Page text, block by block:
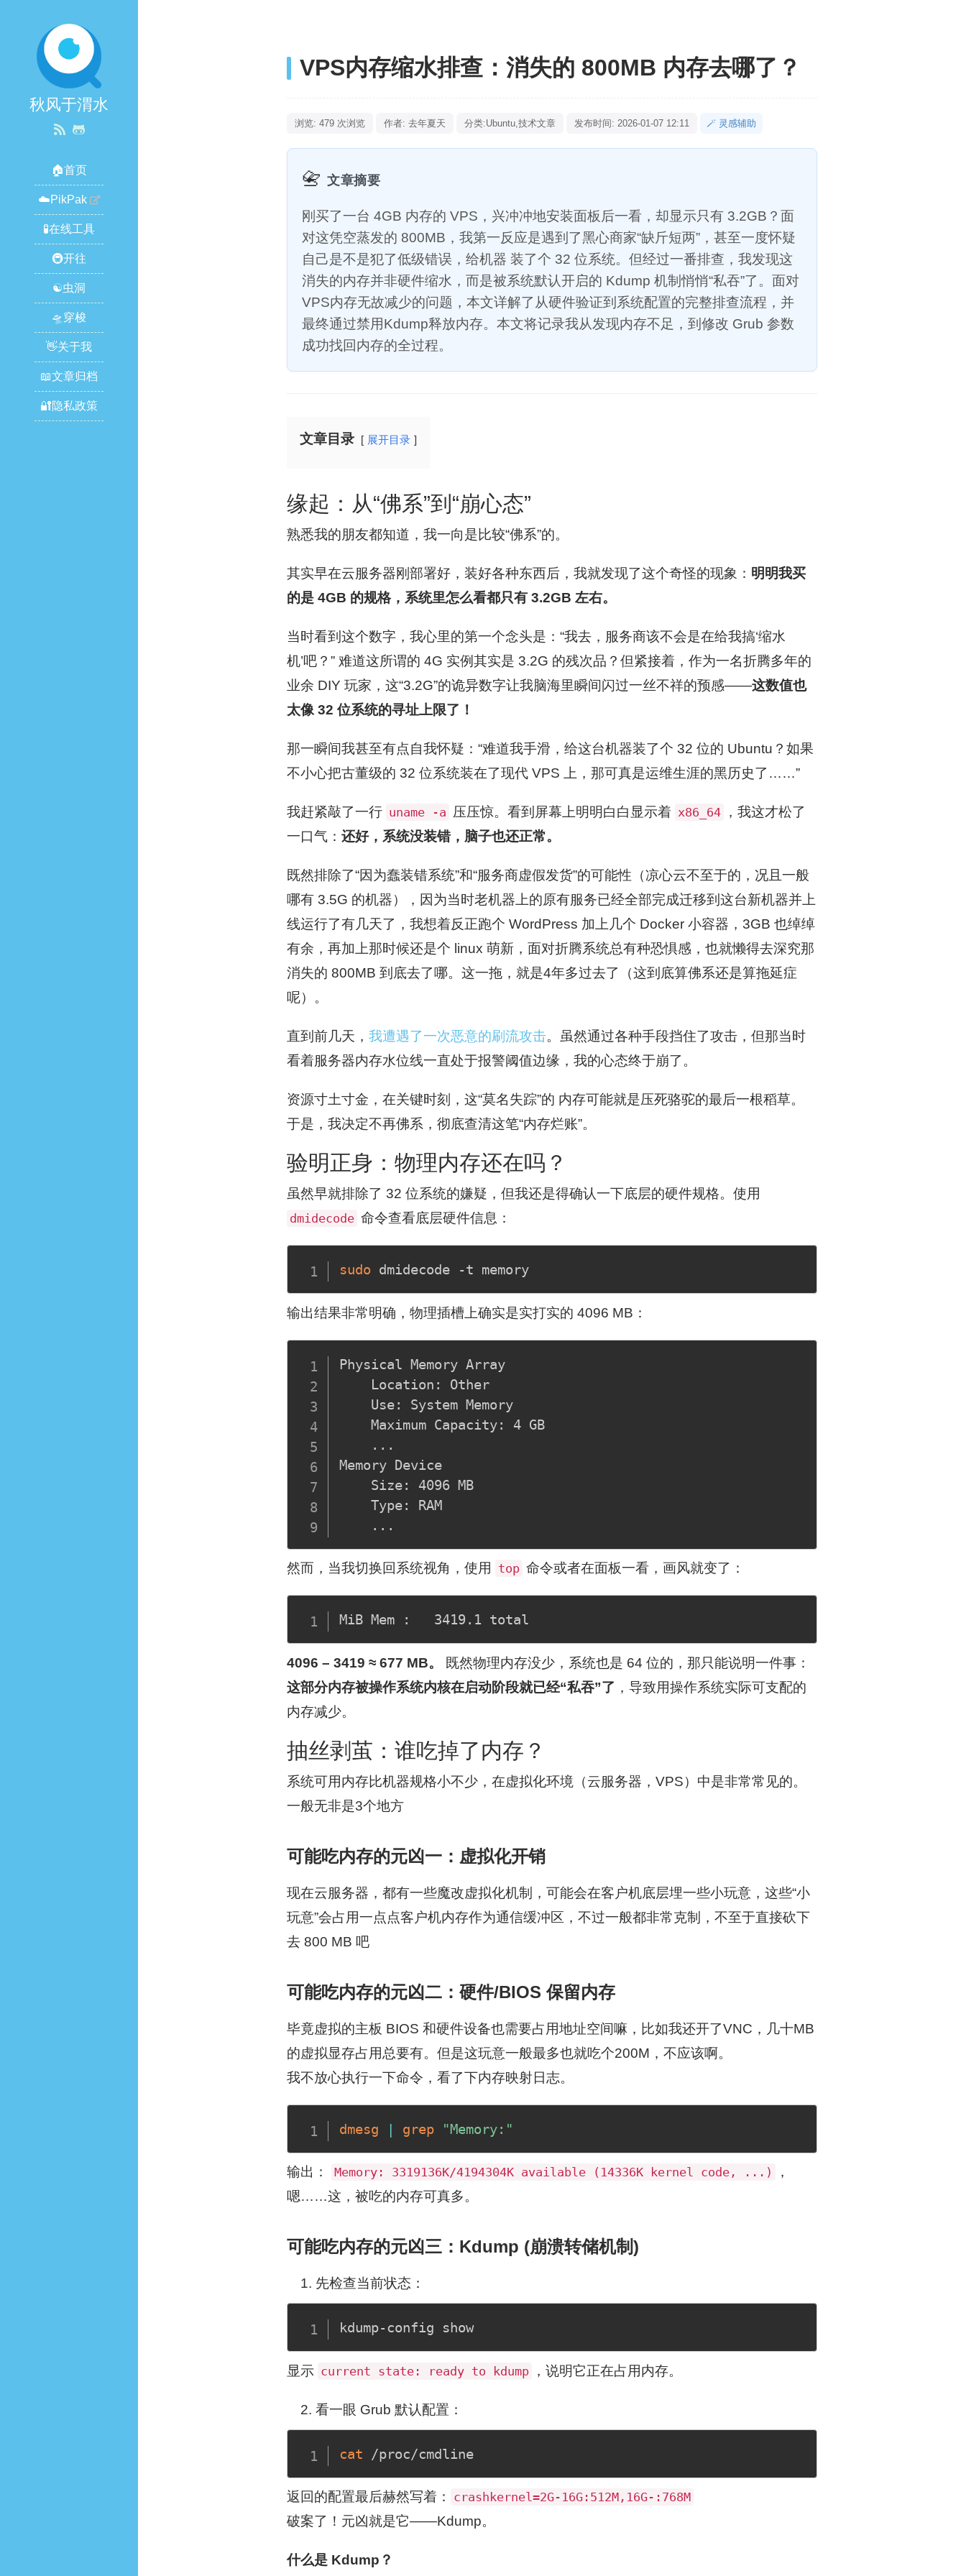
秋风于渭水
🏠首页
☁️PikPak
🧪在线工具
🚇开往
☯️虫洞
🛸穿梭
👋关于我
📖文章归档
🔐隐私政策
VPS内存缩水排查：消失的 800MB 内存去哪了？
浏览: 479 次浏览 作者: 去年夏天 分类:Ubuntu,技术文章 发布时间: 2026-01-07 12:11 🪄 灵感辅助
📇 文章摘要
刚买了一台 4GB 内存的 VPS，兴冲冲地安装面板后一看，却显示只有 3.2GB？面
对这凭空蒸发的 800MB，我第一反应是遇到了黑心商家“缺斤短两”，甚至一度怀疑
自己是不是犯了低级错误，给机器 装了个 32 位系统。但经过一番排查，我发现这
消失的内存并非硬件缩水，而是被系统默认开启的 Kdump 机制悄悄“私吞”了。面对
VPS内存无故减少的问题，本文详解了从硬件验证到系统配置的完整排查流程，并
最终通过禁用Kdump释放内存。本文将记录我从发现内存不足，到修改 Grub 参数
成功找回内存的全过程。
文章目录 展开目录
缘起：从“佛系”到“崩心态”
熟悉我的朋友都知道，我一向是比较“佛系”的。
其实早在云服务器刚部署好，装好各种东西后，我就发现了这个奇怪的现象： 明明我买
的是 4GB 的规格，系统里怎么看都只有 3.2GB 左右。
当时看到这个数字，我心里的第一个念头是：“我去，服务商该不会是在给我搞‘缩水
机’吧？” 难道这所谓的 4G 实例其实是 3.2G 的残次品？但紧接着，作为一名折腾多年的
业余 DIY 玩家，这“3.2G”的诡异数字让我脑海里瞬间闪过一丝不祥的预感——这数值也
太像 32 位系统的寻址上限了！
那一瞬间我甚至有点自我怀疑：“难道我手滑，给这台机器装了个 32 位的 Ubuntu？如果
不小心把古董级的 32 位系统装在了现代 VPS 上，那可真是运维生涯的黑历史了……”
我赶紧敲了一行 uname -a 压压惊。看到屏幕上明明白白显示着 x86_64 ，我这才松了
一口气： 还好，系统没装错，脑子也还正常。
既然排除了“因为蠢装错系统”和“服务商虚假发货”的可能性（凉心云不至于的，况且一般
哪有 3.5G 的机器），因为当时老机器上的原有服务已经全部完成迁移到这台新机器并上
线运行了有几天了，我想着反正跑个 WordPress 加上几个 Docker 小容器，3GB 也绰绰
有余，再加上那时候还是个 linux 萌新，面对折腾系统总有种恐惧感，也就懒得去深究那
消失的 800MB 到底去了哪。这一拖，就是4年多过去了（这到底算佛系还是算拖延症
呢）。
直到前几天， 我遭遇了一次恶意的刷流攻击。虽然通过各种手段挡住了攻击，但那当时
看着服务器内存水位线一直处于报警阈值边缘，我的心态终于崩了。
资源寸土寸金，在关键时刻，这“莫名失踪”的 内存可能就是压死骆驼的最后一根稻草。
于是，我决定不再佛系，彻底查清这笔“内存烂账”。
验明正身：物理内存还在吗？
虽然早就排除了 32 位系统的嫌疑，但我还是得确认一下底层的硬件规格。使用
dmidecode 命令查看底层硬件信息：
sudo
输出结果非常明确，物理插槽上确实是实打实的 4096 MB：
Physical Memory Array
    Location: Other
    Use: System Memory
    Maximum Capacity: 4 GB
    ...
Memory Device
    Size: 4096 MB
    Type: RAM
然而，当我切换回系统视角，使用 top 命令或者在面板一看，画风就变了：
4096 – 3419 ≈ 677 MB。
既然物理内存没少，系统也是 64 位的，那只能说明一件事：
这部分内存被操作系统内核在启动阶段就已经“私吞”了 ，导致用操作系统实际可支配的
内存减少。
抽丝剥茧：谁吃掉了内存？
系统可用内存比机器规格小不少，在虚拟化环境（云服务器，VPS）中是非常常见的。
一般无非是3个地方
可能吃内存的元凶一：虚拟化开销
现在云服务器，都有一些魔改虚拟化机制，可能会在客户机底层埋一些小玩意，这些“小
玩意”会占用一点点客户机内存作为通信缓冲区，不过一般都非常克制，不至于直接砍下
去 800 MB 吧
可能吃内存的元凶二：硬件/BIOS 保留内存
毕竟虚拟的主板 BIOS 和硬件设备也需要占用地址空间嘛，比如我还开了VNC，几十MB
的虚拟显存占用总要有。但是这玩意一般最多也就吃个200M，不应该啊。
我不放心执行一下命令，看了下内存映射日志。
dmesg | grep "Memory:"
输出： Memory: 3319136K/4194304K available (14336K kernel code, ...)
，
嗯……这，被吃的内存可真多。
可能吃内存的元凶三：Kdump (崩溃转储机制)
先检查当前状态：
kdump-config show
显示 current state: ready to kdump ，说明它正在占用内存。
看一眼 Grub 默认配置：
cat
返回的配置最后赫然写着： crashkernel=2G-16G:512M,16G-:768M
破案了！元凶就是它——Kdump。
什么是 Kdump？